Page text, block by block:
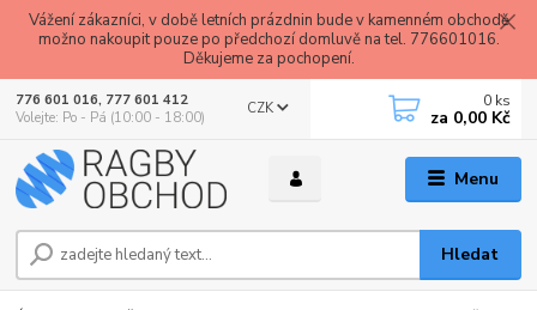
Vážení zákazníci, v době letních prázdnin bude v kamenném obchodě
možno nakoupit pouze po předchozí domluvě na tel. 776601016.
Děkujeme za pochopení.
Menu
CZK
Hledat
776 601 016, 777 601 412
Volejte: Po - Pá (10:00 - 18:00)
0 ks
za 0,00 Kč